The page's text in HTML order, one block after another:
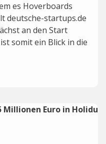
es Hoverboards
deutsche-startups.de
an den Start
somit ein Blick in die